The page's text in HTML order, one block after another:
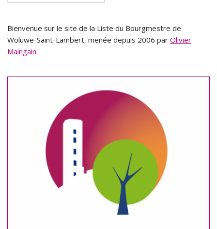
Bienvenue sur le site de la Liste du Bourgmestre de
Woluwe-Saint-Lambert, menée depuis 2006 par Olivier
Maingain.